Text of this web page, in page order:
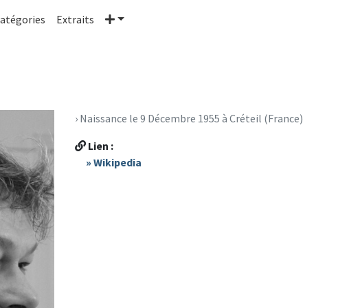
Extraits Plus
› Naissance le 9 Décembre 1955 à Créteil (France)
Lien :
» Wikipedia